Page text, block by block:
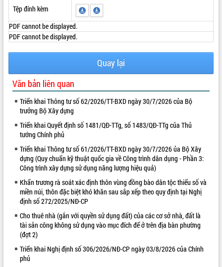
VIDEO
Lễ truy tặng danh hiệu “Bà Mẹ Việt
Nam Anh hùng” và trao Huân chương
Lao động
UBND tỉnh Đắk Lắk triển khai nhiệm
vụ 6 tháng cuối năm 2026
Tệp đính kèm
PDF cannot be displayed.
PDF cannot be displayed.
Quay lại
Văn bản liên quan
Triển khai Thông tư số 62/2026/TT-BXD ngày 30/7/2026 của Bộ
trưởng Bộ Xây dựng
Triển khai Quyết định số 1481/QĐ-TTg, số 1483/QĐ-TTg của Thủ
tướng Chính phủ
Triển khai Thông tư số 61/2026/TT-BXD ngày 30/7/2026 ủa Bộ Xây
dựng (Quy chuẩn kỹ thuật quốc gia về Công trình dân dụng - Phần 3:
Công trình xây dựng sử dụng năng lượng hiệu quả)
Khẩn trương rà soát xác định thôn vùng đồng bào dân tộc thiểu số và
miền núi, thôn đặc biệt khó khăn sau sắp xếp theo quy định tại Nghị
định số 272/2025/NĐ-CP
Cho thuê nhà (gắn với quyền sử dụng đất) của các cơ sở nhà, đất là
tài sản công không sử dụng vào mục đích để ở trên địa bàn phường
(đợt 2)
Triển khai Nghị định số 306/2026/NĐ-CP ngày 03/8/2026 của Chính
phủ